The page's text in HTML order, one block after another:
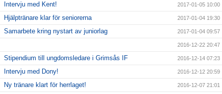
Intervju med Kent! 2017-01-05 10:00
Hjälptränare klar för seniorerna 2017-01-04 19:30
Samarbete kring nystart av juniorlag 2017-01-04 09:57
2016-12-22 20:47
Stipendium till ungdomsledare i Grimsås IF 2016-12-14 07:23
Intervju med Dony! 2016-12-12 20:59
Ny tränare klart för herrlaget! 2016-12-07 21:01